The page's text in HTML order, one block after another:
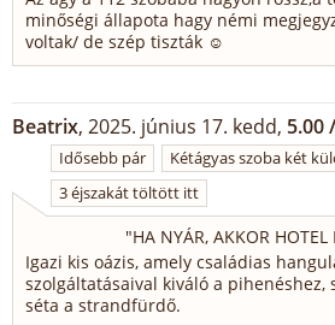
minőségi állapota hagy némi
voltak/ de szép tiszták ☺️
Beatrix, 2025. június 17. kedd, 5.00
Idősebb pár
Kétágyas szoba két
3 éjszakát töltött itt
"HA NYÁR, AKKOR HOTEL
Igazi kis oázis, amely családias
szolgáltatásaival kiváló a pihenéshez,
séta a strandfürdő.